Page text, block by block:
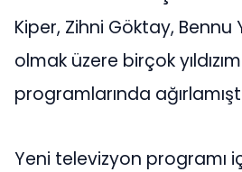
Kiper, Zihni Göktay, Bennu
olmak üzere birçok
programlarında
Yeni televizyon programı